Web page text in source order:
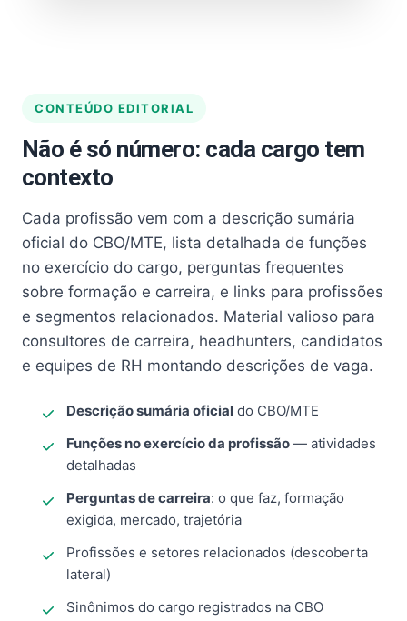
CONTEÚDO EDITORIAL
Não é só número: cada cargo tem
contexto
Cada profissão vem com a descrição sumária
oficial do CBO/MTE, lista detalhada de funções
no exercício do cargo, perguntas frequentes
sobre formação e carreira, e links para profissões
e segmentos relacionados. Material valioso para
consultores de carreira, headhunters, candidatos
e equipes de RH montando descrições de vaga.
Descrição sumária oficial do CBO/MTE
Funções no exercício da profissão — atividades
detalhadas
Perguntas de carreira: o que faz, formação
exigida, mercado, trajetória
Profissões e setores relacionados (descoberta
lateral)
Sinônimos do cargo registrados na CBO